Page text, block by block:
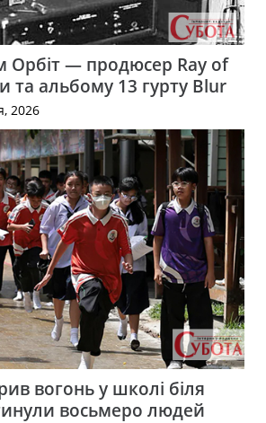
Орбіт — продюсер Ray of
та альбому 13 гурту Blur
2026
вогонь у школі біля
восьмеро людей